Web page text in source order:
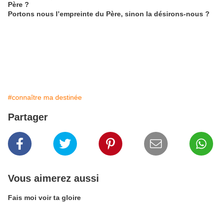
Père ?
Portons nous l’empreinte du Père, sinon la désirons-nous ?
#connaître ma destinée
Partager
Vous aimerez aussi
Fais moi voir ta gloire